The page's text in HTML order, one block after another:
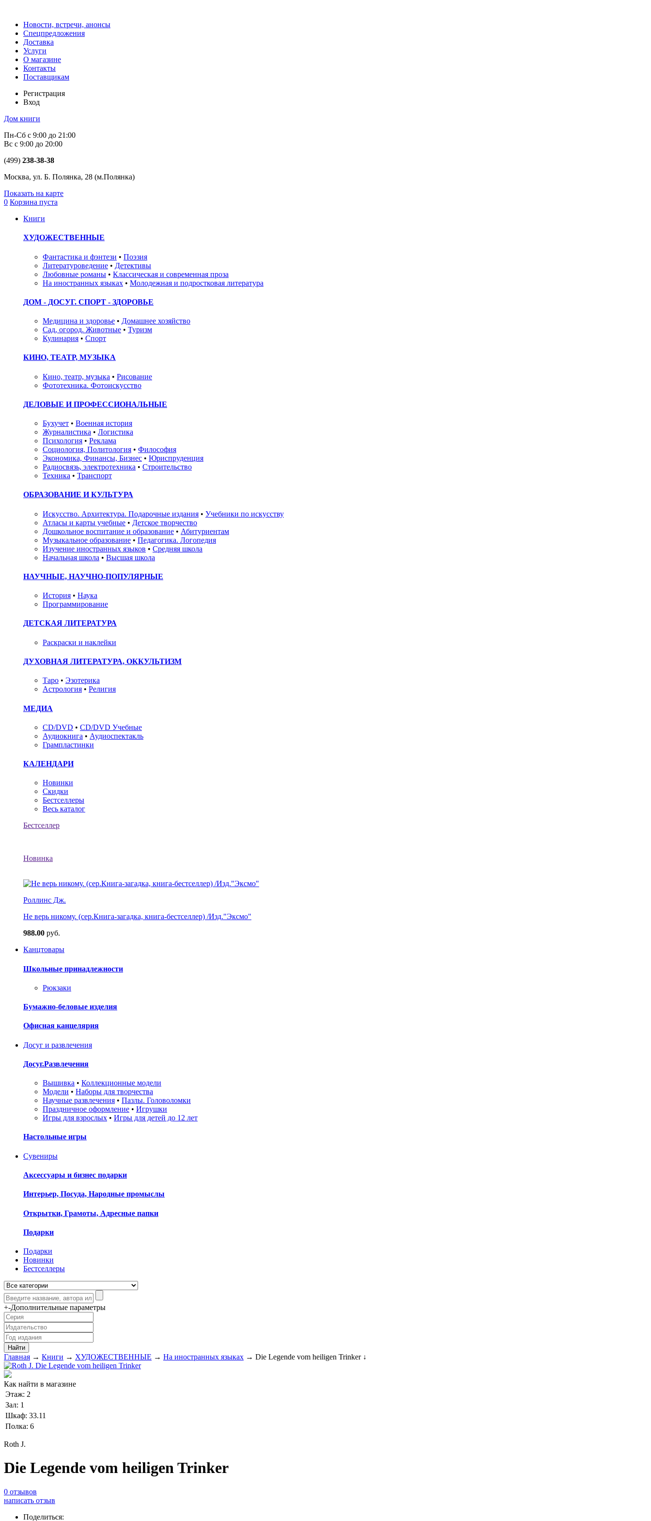
Новости, встречи, анонсы
Спецпредложения
Доставка
Услуги
О магазине
Контакты
Поставщикам
Регистрация
Вход
Дом книги
Пн-Сб с 9:00 до 21:00
Вс с 9:00 до 20:00
(499) 238-38-38
Москва, ул. Б. Полянка, 28 (м.Полянка)
Показать на карте
0 Корзина пуста
Книги
ХУДОЖЕСТВЕННЫЕ
Фантастика и фэнтези • Поэзия
Литературоведение • Детективы
Любовные романы • Классическая и современная проза
На иностранных языках • Молодежная и подростковая литература
ДОМ - ДОСУГ. СПОРТ - ЗДОРОВЬЕ
Медицина и здоровье • Домашнее хозяйство
Сад, огород. Животные • Туризм
Кулинария • Спорт
КИНО, ТЕАТР, МУЗЫКА
Кино, театр, музыка • Рисование
Фототехника. Фотоискусство
ДЕЛОВЫЕ И ПРОФЕССИОНАЛЬНЫЕ
Бухучет • Военная история
Журналистика • Логистика
Психология • Реклама
Социология, Политология • Философия
Экономика, Финансы, Бизнес • Юриспруденция
Радиосвязь, электротехника • Строительство
Техника • Транспорт
ОБРАЗОВАНИЕ И КУЛЬТУРА
Искусство. Архитектура. Подарочные издания • Учебники по искусству
Атласы и карты учебные • Детское творчество
Дошкольное воспитание и образование • Абитуриентам
Музыкальное образование • Педагогика. Логопедия
Изучение иностранных языков • Средняя школа
Начальная школа • Высшая школа
НАУЧНЫЕ, НАУЧНО-ПОПУЛЯРНЫЕ
История • Наука
Программирование
ДЕТСКАЯ ЛИТЕРАТУРА
Раскраски и наклейки
ДУХОВНАЯ ЛИТЕРАТУРА, ОККУЛЬТИЗМ
Таро • Эзотерика
Астрология • Религия
МЕДИА
CD/DVD • CD/DVD Учебные
Аудиокнига • Аудиоспектакль
Грампластинки
КАЛЕНДАРИ
Новинки
Скидки
Бестселлеры
Весь каталог
Бестселлер
Новинка
Роллинс Дж.
Не верь никому. (сер.Книга-загадка, книга-бестселлер) /Изд."Эксмо"
988.00 руб.
Канцтовары
Школьные принадлежности
Рюкзаки
Бумажно-беловые изделия
Офисная канцелярия
Досуг и развлечения
Досуг.Развлечения
Вышивка • Коллекционные модели
Модели • Наборы для творчества
Научные развлечения • Пазлы. Головоломки
Праздничное оформление • Игрушки
Игры для взрослых • Игры для детей до 12 лет
Настольные игры
Сувениры
Аксессуары и бизнес подарки
Интерьер, Посуда, Народные промыслы
Открытки, Грамоты, Адресные папки
Подарки
Подарки
Новинки
Бестселлеры
+-Дополнительные параметры
Главная → Книги → ХУДОЖЕСТВЕННЫЕ → На иностранных языках → Die Legende vom heiligen Trinker ↓
Как найти в магазине
Этаж: 2
Зал: 1
Шкаф: 33.11
Полка: 6
Roth J.
Die Legende vom heiligen Trinker
0 отзывов
написать отзыв
Поделиться: